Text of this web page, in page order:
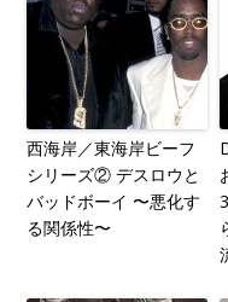
西海岸／東海岸ビーフ
シリーズ② デスロウと
バッドボーイ 〜悪化す
る関係性〜